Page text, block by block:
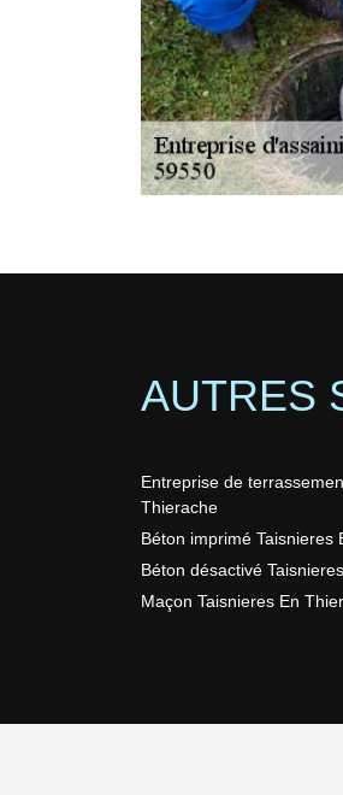
AUTRES
Entreprise de
Thierache
Béton imprimé Taisnieres
Béton désactivé
Maçon Taisnieres En